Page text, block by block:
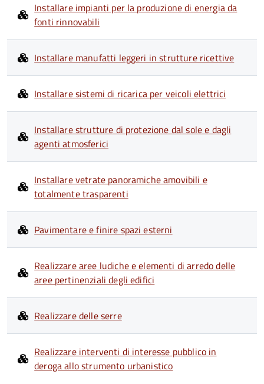
Installare impianti per la produzione di energia da
fonti rinnovabili
Installare manufatti leggeri in strutture ricettive
Installare sistemi di ricarica per veicoli elettrici
Installare strutture di protezione dal sole e dagli
agenti atmosferici
Installare vetrate panoramiche amovibili e
totalmente trasparenti
Pavimentare e finire spazi esterni
Realizzare aree ludiche e elementi di arredo delle
aree pertinenziali degli edifici
Realizzare delle serre
Realizzare interventi di interesse pubblico in
deroga allo strumento urbanistico